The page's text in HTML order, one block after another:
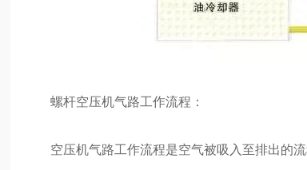
螺杆空压机气路工作流程：
空压机气路工作流程是空气被吸入至排出的